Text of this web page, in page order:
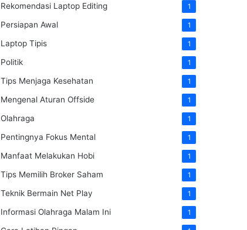
Rekomendasi Laptop Editing 1
Persiapan Awal 1
Laptop Tipis 1
Politik 1
Tips Menjaga Kesehatan 1
Mengenal Aturan Offside 1
Olahraga 1
Pentingnya Fokus Mental 1
Manfaat Melakukan Hobi 1
Tips Memilih Broker Saham 1
Teknik Bermain Net Play 1
Informasi Olahraga Malam Ini 1